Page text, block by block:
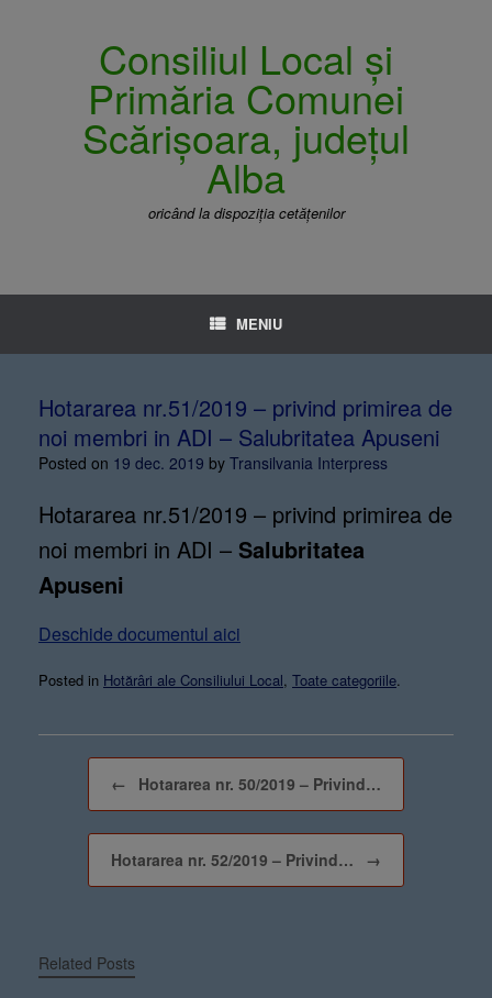
Consiliul Local și
Primăria Comunei
Scărișoara, județul
Alba
oricând la dispoziția cetățenilor
MENIU
Hotararea nr.51/2019 – privind primirea de
noi membri in ADI – Salubritatea Apuseni
Posted on 19 dec. 2019 by Transilvania Interpress
Hotararea nr.51/2019 – privind primirea de
noi membri in ADI – Salubritatea
Apuseni
Deschide documentul aici
Posted in Hotărâri ale Consiliului Local, Toate categoriile.
← Hotararea nr. 50/2019 – Privind…
Hotararea nr. 52/2019 – Privind… →
Related Posts